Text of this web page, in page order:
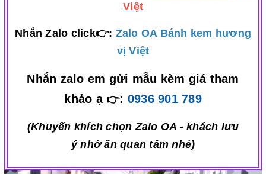
Việt
Nhắn Zalo click👉: Zalo OA Bánh kem hương
vị Việt
Nhắn zalo em gửi mẫu kèm giá tham
khảo ạ 👉: 0936 901 789
(Khuyến khích chọn Zalo OA - khách lưu
ý nhớ ấn quan tâm nhé)